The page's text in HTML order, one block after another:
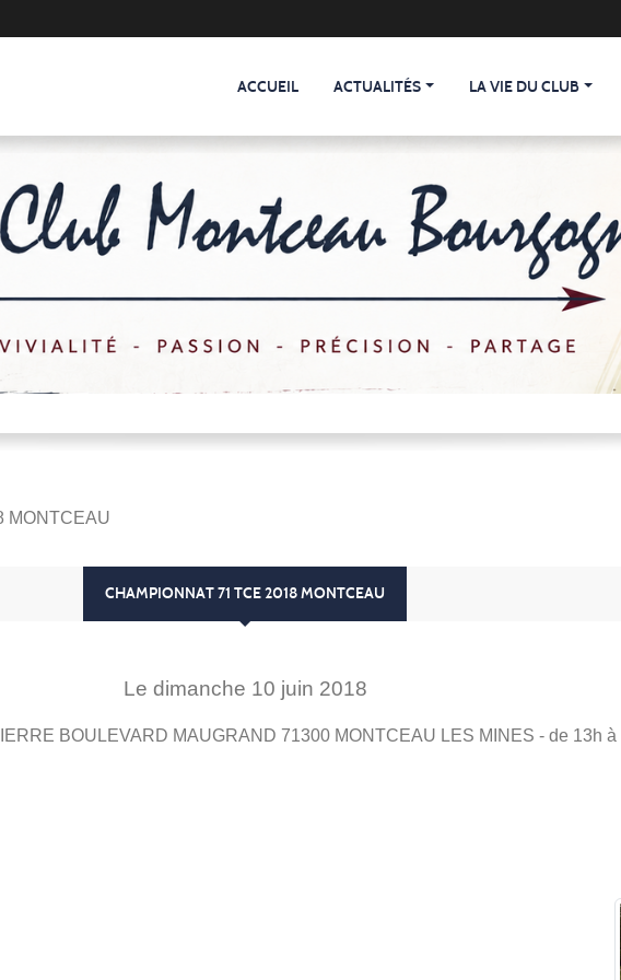
ACCUEIL ACTUALITÉS LA VIE DU CLUB
MONTCEAU
CHAMPIONNAT 71 TCE 2018 MONTCEAU
Le dimanche 10 juin 2018
BOULEVARD MAUGRAND 71300 MONTCEAU LES MINES - de 13h à